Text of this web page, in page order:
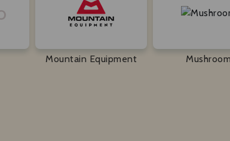
Mountain Equipment Mushroom